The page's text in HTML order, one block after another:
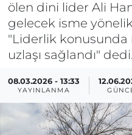
ölen dini lider Ali
gelecek isme
"Liderlik konusunda
uzlaşı sağlandı" dedi.
08.03.2026 - 13:33
YAYINLANMA
Haber Arşivi